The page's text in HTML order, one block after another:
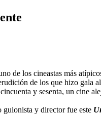
de los cineastas más
de los que hizo gala
y sesenta, un cine
y director fue este